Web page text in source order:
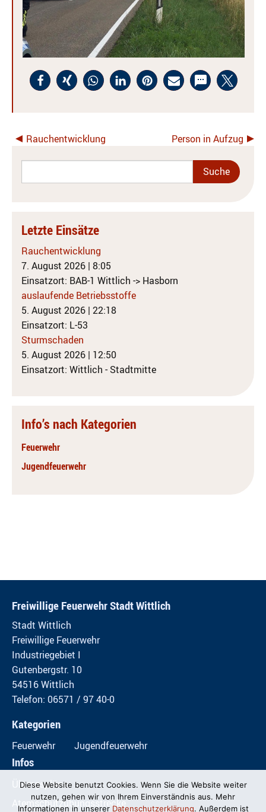
Rauchentwicklung Person in Aufzug
Letzte Einsätze
Rauchentwicklung
7. August 2026 | 8:05
Einsatzort: BAB-1 Wittlich -> Hasborn
auslaufende Betriebsstoffe
5. August 2026 | 22:18
Einsatzort: L-53
Sturmschaden
5. August 2026 | 12:50
Einsatzort: Wittlich - Stadtmitte
Info’s nach Kategorien
Feuerwehr
Jugendfeuerwehr
Freiwillige Feuerwehr Stadt Wittlich
Stadt Wittlich
Freiwillige Feuerwehr
Industriegebiet I
Gutenbergstr. 10
54516 Wittlich
Telefon: 06571 / 97 40-0
Kategorien
Feuerwehr Jugendfeuerwehr
Infos
Übungspläne
Atemschutzübungsstrecke
Diese Website benutzt Cookies. Wenn Sie die Website weiter
nutzen, gehen wir von Ihrem Einverständnis aus. Mehr
Informationen in unserer Datenschutzerklärung. Außerdem ist